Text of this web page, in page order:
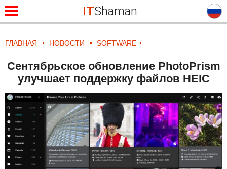
ITShaman
ГЛАВНАЯ НОВОСТИ SOFTWARE
Сентябрьское обновление PhotoPrism
улучшает поддержку файлов HEIC